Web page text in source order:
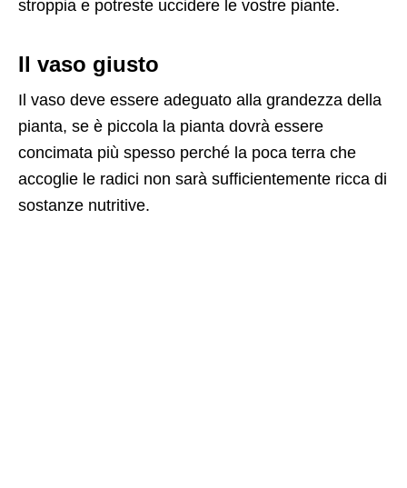
stroppia e potreste uccidere le vostre piante.
Il vaso giusto
Il vaso deve essere adeguato alla grandezza della
pianta, se è piccola la pianta dovrà essere
concimata più spesso perché la poca terra che
accoglie le radici non sarà sufficientemente ricca di
sostanze nutritive.